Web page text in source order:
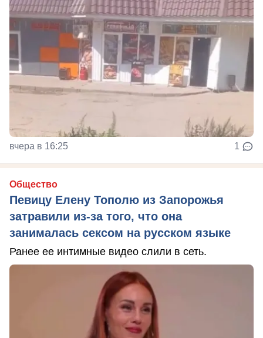
вчера в 16:25 1
Общество
Певицу Елену Тополю из Запорожья
затравили из-за того, что она
занималась сексом на русском языке
Ранее ее интимные видео слили в сеть.